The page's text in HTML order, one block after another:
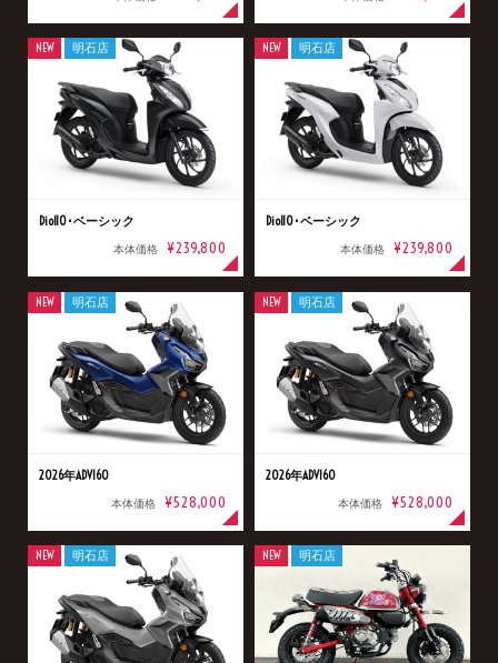
Dio110･ベーシック
本体価格 ¥239,800
NEW 明石店
Dio110･ベーシック
本体価格 ¥239,800
NEW 明石店
2026年ADV160
本体価格 ¥528,000
NEW 明石店
2026年ADV160
本体価格 ¥528,000
NEW 明石店
NEW 明石店 NEW 明石店